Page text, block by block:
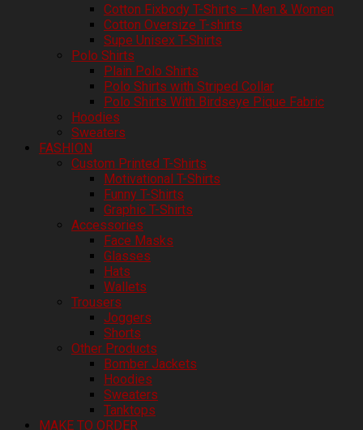
Cotton Fixbody T-Shirts – Men & Women
Cotton Oversize T-shirts
Supe Unisex T-Shirts
Polo Shirts
Plain Polo Shirts
Polo Shirts with Striped Collar
Polo Shirts With Birdseye Pique Fabric
Hoodies
Sweaters
FASHION
Custom Printed T-Shirts
Motivational T-Shirts
Funny T-Shirts
Graphic T-Shirts
Accessories
Face Masks
Glasses
Hats
Wallets
Trousers
Joggers
Shorts
Other Products
Bomber Jackets
Hoodies
Sweaters
Tanktops
MAKE TO ORDER